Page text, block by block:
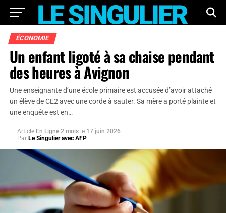
ÉCONOMIE
Un enfant ligoté à sa chaise pendant
des heures à Avignon
Une enseignante d’une école primaire est accusée d’avoir attaché
un élève de CE2 avec une corde à sauter. Sa mère a porté plainte et
une enquête est en…
Article En Ligne 2 mois le 17 juin 2026
Par Le Singulier avec AFP